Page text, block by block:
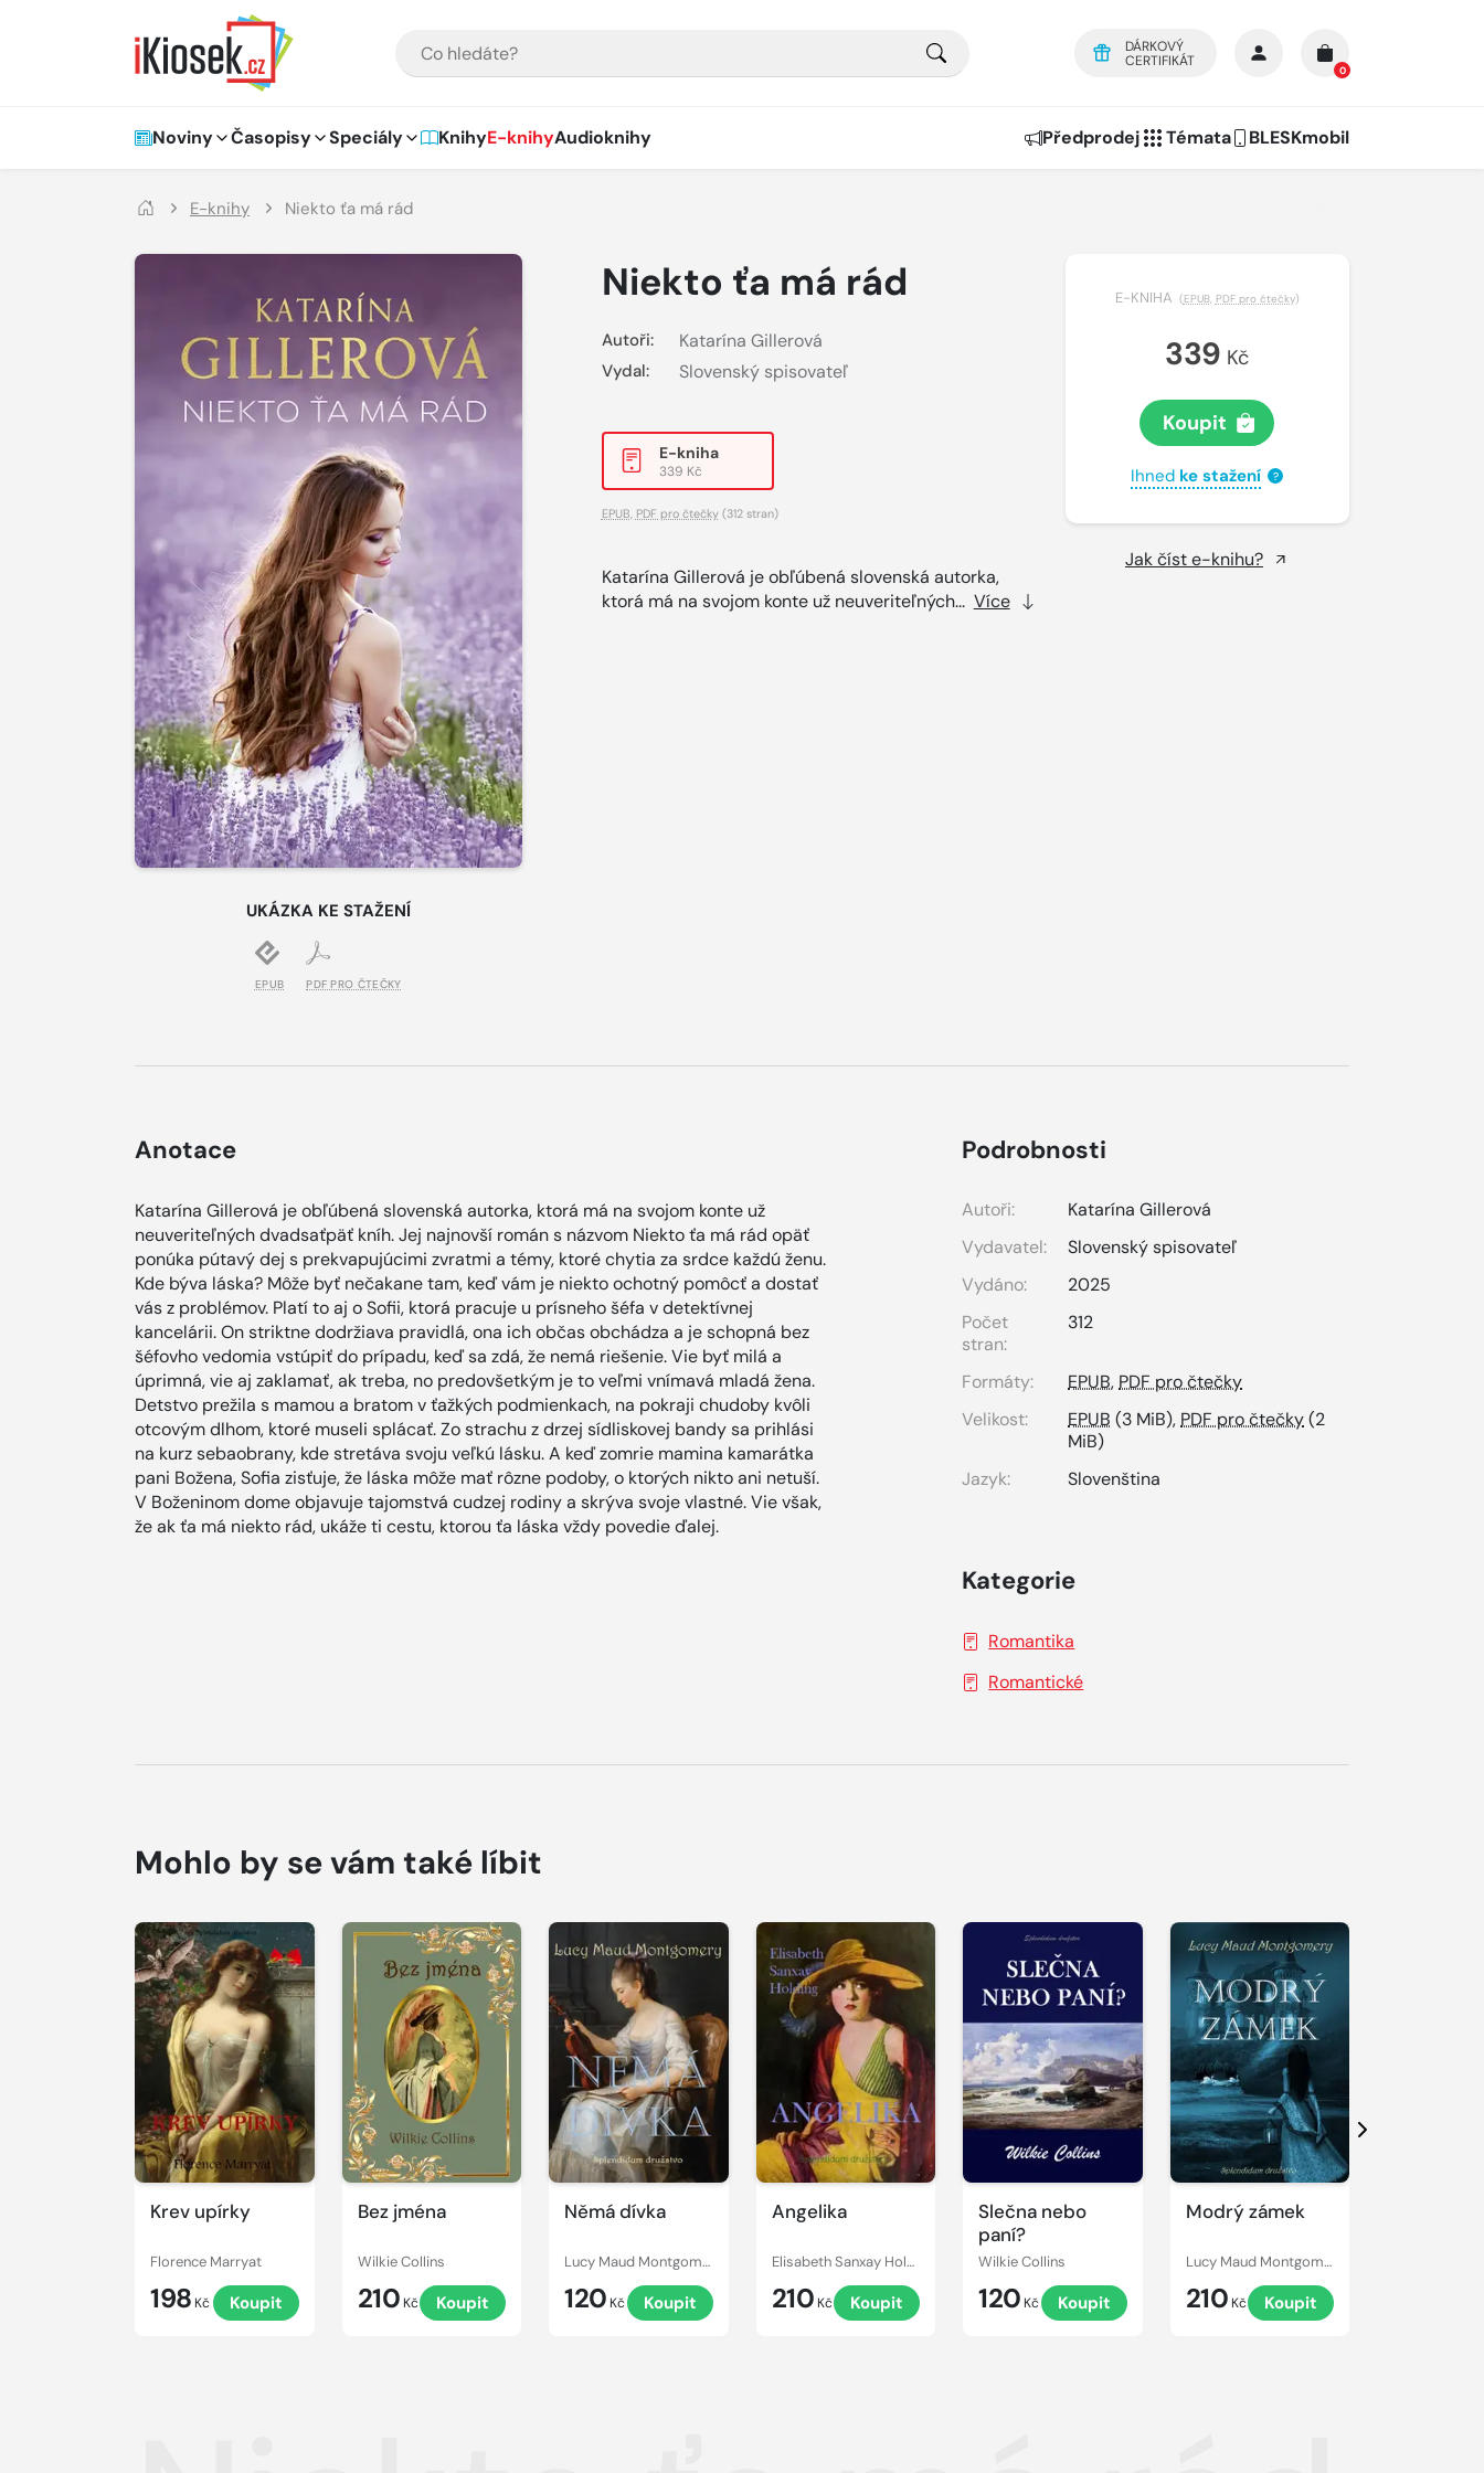
DÁRKOVÝ
CERTIFIKÁT
0
Hlavní navigace
Noviny Časopisy Speciály KnihyE-knihyAudioknihy Předprodej Témata BLESKmobil
E-knihy Niekto ťa má rád
UKÁZKA KE STAŽENÍ
EPUB PDF PRO ČTEČKY
Niekto ťa má rád
Autoři: Katarína Gillerová
Vydal: Slovenský spisovateľ
E-kniha
339 Kč
EPUB PDF pro čtečky(312 stran)
Katarína Gillerová je obľúbená slovenská autorka,
ktorá má na svojom konte už neuveriteľných... Více
E-KNIHA (EPUB, PDF pro čtečky)
339 Kč
Koupit
Ihned ke stažení ?
Jak číst e-knihu?
Anotace
Katarína Gillerová je obľúbená slovenská autorka, ktorá má na svojom konte už
neuveriteľných dvadsaťpäť kníh. Jej najnovší román s názvom Niekto ťa má rád opäť
ponúka pútavý dej s prekvapujúcimi zvratmi a témy, ktoré chytia za srdce každú ženu.
Kde býva láska? Môže byť nečakane tam, keď vám je niekto ochotný pomôcť a dostať
vás z problémov. Platí to aj o Sofii, ktorá pracuje u prísneho šéfa v detektívnej
kancelárii. On striktne dodržiava pravidlá, ona ich občas obchádza a je schopná bez
šéfovho vedomia vstúpiť do prípadu, keď sa zdá, že nemá riešenie. Vie byť milá a
úprimná, vie aj zaklamať, ak treba, no predovšetkým je to veľmi vnímavá mladá žena.
Detstvo prežila s mamou a bratom v ťažkých podmienkach, na pokraji chudoby kvôli
otcovým dlhom, ktoré museli splácať. Zo strachu z drzej sídliskovej bandy sa prihlási
na kurz sebaobrany, kde stretáva svoju veľkú lásku. A keď zomrie mamina kamarátka
pani Božena, Sofia zisťuje, že láska môže mať rôzne podoby, o ktorých nikto ani netuší.
V Boženinom dome objavuje tajomstvá cudzej rodiny a skrýva svoje vlastné. Vie však,
že ak ťa má niekto rád, ukáže ti cestu, ktorou ťa láska vždy povedie ďalej.
Podrobnosti
Autoři:
Katarína Gillerová
Vydavatel:
Slovenský spisovateľ
Vydáno:
2025
Počet
stran:
312
Formáty: EPUB,PDF pro čtečky
Velikost:
EPUB (3 MiB),PDF pro čtečky(2
MiB)
Jazyk:
Slovenština
Kategorie
Romantika
Romantické
Mohlo by se vám také líbit
Krev upírky
Florence Marryat
198 Kč Koupit
Bez jména
Wilkie Collins
210 Kč Koupit
Němá dívka
Lucy Maud Montgomery
120 Kč Koupit
Angelika
Elisabeth Sanxay Holding
210 Kč Koupit
Slečna nebo
paní?
Wilkie Collins
120 Kč Koupit
Modrý zámek
Lucy Maud Montgomery
210 Kč Koupit
Další